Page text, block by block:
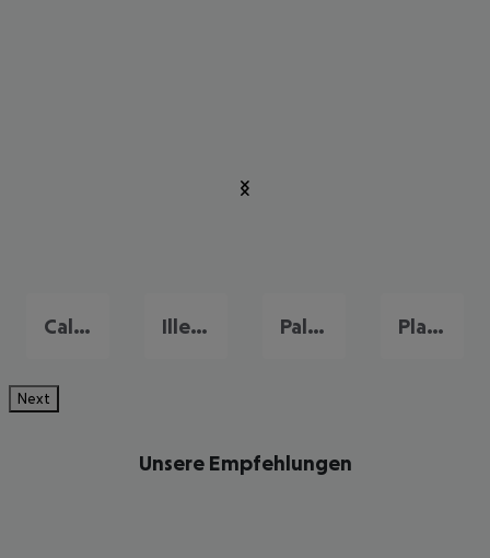
Cala d'Or Illetas Palma Nova Playa de Palma
Next
Unsere Empfehlungen